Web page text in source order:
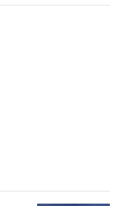
"Динамо" (Москва) обыграло петербургский СКА в полуфинальной серии Кубка Гагарина